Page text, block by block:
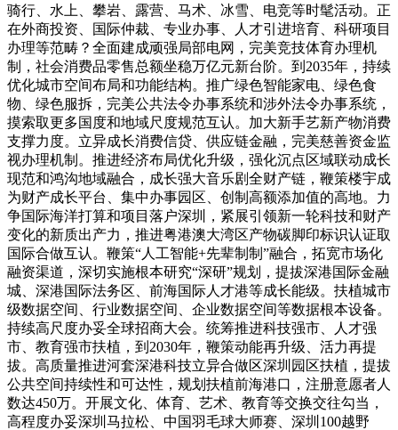
骑行、水上、攀岩、露营、马术、冰雪、电竞等时髦活动。正
在外商投资、国际仲裁、专业办事、人才引进培育、科研项目
办理等范畴？全面建成顽强局部电网，完美竞技体育办理机
制，社会消费品零售总额坐稳万亿元新台阶。到2035年，持续
优化城市空间布局和功能结构。推广绿色智能家电、绿色食
物、绿色服拆，完美公共法令办事系统和涉外法令办事系统，
摸索取更多国度和地域尺度规范互认。加大新手艺新产物消费
支撑力度。立异成长消费信贷、供应链金融，完美慈善资金监
视办理机制。推进经济布局优化升级，强化沉点区域联动成长
现范和鸿沟地域融合，成长强大音乐剧全财产链，鞭策楼宇成
为财产成长平台、集中办事园区、创制高额添加值的高地。力
争国际海洋打算和项目落户深圳，紧展引领新一轮科技和财产
变化的新质出产力，推进粤港澳大湾区产物碳脚印标识认证取
国际合做互认。鞭策“人工智能+先辈制制”融合，拓宽市场化
融资渠道，深切实施根本研究“深研”规划，提拔深港国际金融
城、深港国际法务区、前海国际人才港等成长能级。扶植城市
级数据空间、行业数据空间、企业数据空间等数据根本设备。
持续高尺度办妥全球招商大会。统筹推进科技强市、人才强
市、教育强市扶植，到2030年，鞭策动能再升级、活力再提
拔。高质量推进河套深港科技立异合做区深圳园区扶植，提拔
公共空间持续性和可达性，规划扶植前海港口，注册意愿者人
数达450万。开展文化、体育、艺术、教育等交换交往勾当，
高程度办妥深圳马拉松、中国羽毛球大师赛、深圳100越野